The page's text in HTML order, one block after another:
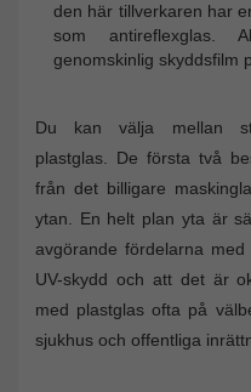
den här tillverkaren har
som antireflexglas.
genomskinlig skyddsfilm
Du kan välja mellan
plastglas. De första två
från det billigare
ytan. En helt plan yta är
avgörande fördelarna
UV-skydd och att det är
med plastglas ofta på
sjukhus och offentliga